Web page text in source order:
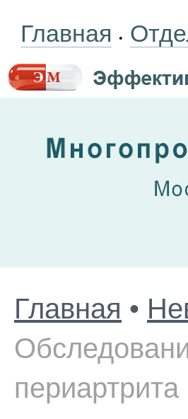
Главная •
Главная •
периартрита